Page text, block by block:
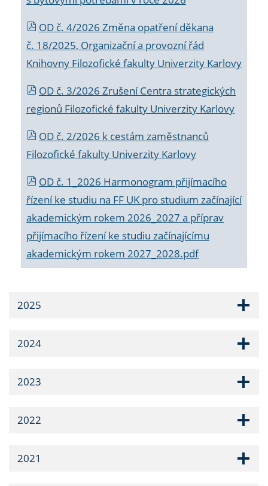
OD č. 4/2026 Změna opatření děkana
č. 18/2025, Organizační a provozní řád
Knihovny Filozofické fakulty Univerzity Karlovy
OD č. 3/2026 Zrušení Centra strategických
regionů Filozofické fakulty Univerzity Karlovy
OD č. 2/2026 k cestám zaměstnanců
Filozofické fakulty Univerzity Karlovy
OD č. 1_2026 Harmonogram přijímacího
řízení ke studiu na FF UK pro studium začínající
akademickým rokem 2026_2027 a příprav
přijímacího řízení ke studiu začínajícímu
akademickým rokem 2027_2028.pdf
2025
2024
2023
2022
2021